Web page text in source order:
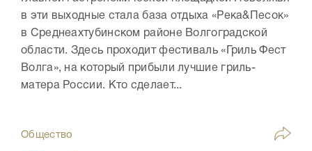
в эти выходные стала база отдыха «Река&Песок»
в Среднеахтубинском районе Волгоградской
области. Здесь проходит фестиваль «Гриль Фест
Волга», на который прибыли лучшие гриль-
матера России. Кто сделает...
Общество